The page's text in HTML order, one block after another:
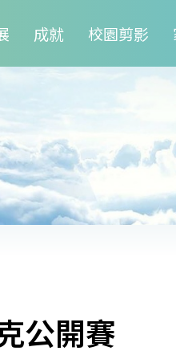
成就 校園剪影
公開賽